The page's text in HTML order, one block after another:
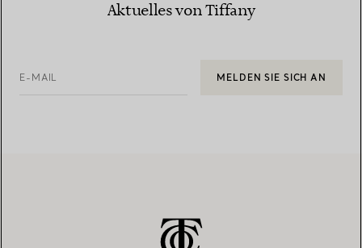
Aktuelles von Tiffany
E-MAIL MELDEN SIE SICH AN